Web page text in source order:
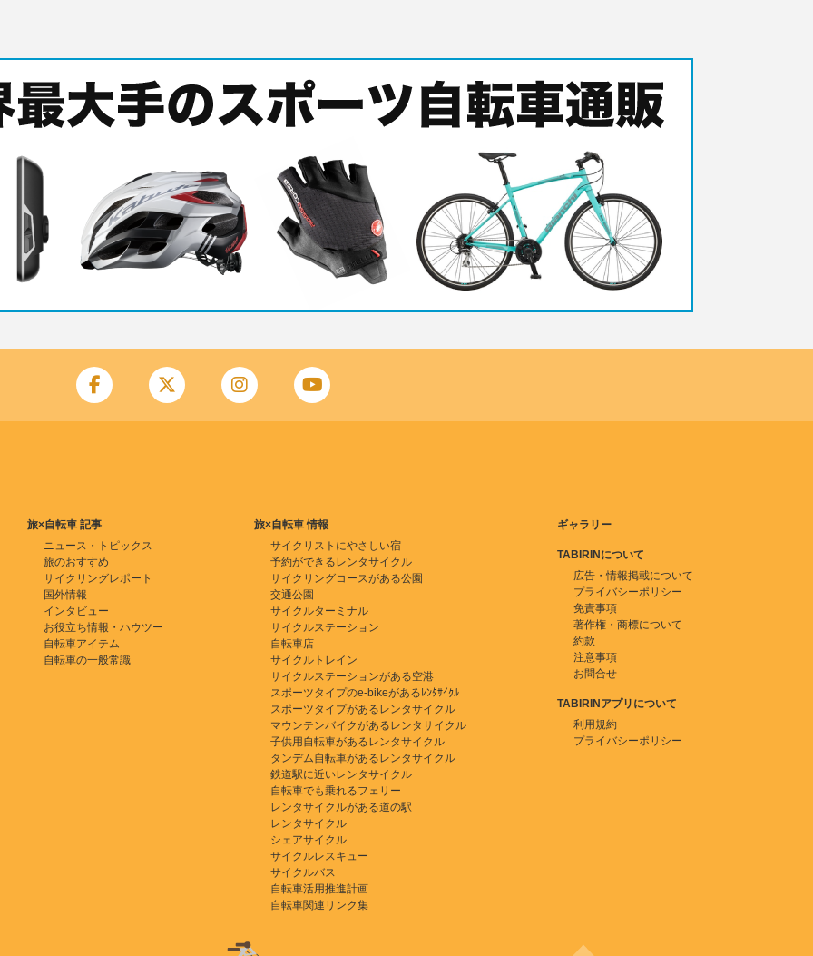
旅×自転車 記事
ニュース・トピックス
旅のおすすめ
サイクリングレポート
国外情報
インタビュー
お役立ち情報・ハウツー
自転車アイテム
自転車の一般常識
旅×自転車 情報
サイクリストにやさしい宿
予約ができるレンタサイクル
サイクリングコースがある公園
交通公園
サイクルターミナル
サイクルステーション
自転車店
サイクルトレイン
サイクルステーションがある空港
スポーツタイプのe-bikeがあるﾚﾝﾀｻｲｸﾙ
スポーツタイプがあるレンタサイクル
マウンテンバイクがあるレンタサイクル
子供用自転車があるレンタサイクル
タンデム自転車があるレンタサイクル
鉄道駅に近いレンタサイクル
自転車でも乗れるフェリー
レンタサイクルがある道の駅
レンタサイクル
シェアサイクル
サイクルレスキュー
サイクルバス
自転車活用推進計画
自転車関連リンク集
ギャラリー
TABIRINについて
広告・情報掲載について
プライバシーポリシー
免責事項
著作権・商標について
約款
注意事項
お問合せ
TABIRINアプリについて
利用規約
プライバシーポリシー